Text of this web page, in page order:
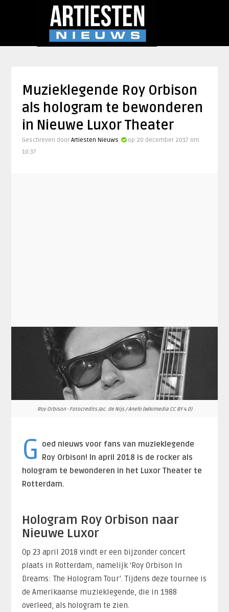
Muzieklegende Roy Orbison
als hologram te bewonderen
in Nieuwe Luxor Theater
Geschreven door Artiesten Nieuws
op 20 december 2017 om
10:37
Roy Orbison - Fotocredits Jac. de Nijs / Anefo (Wikimedia CC BY 4.0)
G
oed nieuws voor fans van muzieklegende
Roy Orbison! In april 2018 is de rocker als
hologram te bewonderen in het Luxor Theater te
Rotterdam.
Hologram Roy Orbison naar
Nieuwe Luxor
Op 23 april 2018 vindt er een bijzonder concert
plaats in Rotterdam, namelijk ‘Roy Orbison In
Dreams: The Hologram Tour’. Tijdens deze tournee is
de Amerikaanse muzieklegende, die in 1988
overleed, als hologram te zien.